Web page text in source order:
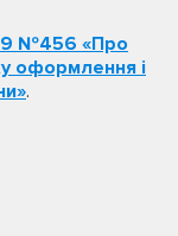
№456 «Про
оформлення і
.